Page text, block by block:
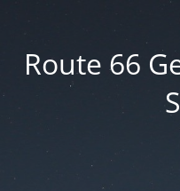
Route 66